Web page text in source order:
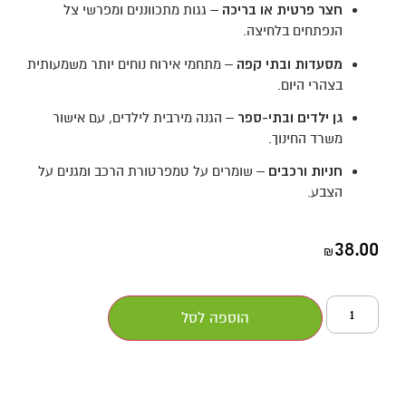
חצר פרטית או בריכה – גגות מתכווננים ומפרשי צל
הנפתחים בלחיצה.
מסעדות ובתי קפה – מתחמי אירוח נוחים יותר משמעותית
בצהרי היום.
גן ילדים ובתי‑ספר – הגנה מירבית לילדים, עם אישור
משרד החינוך.
חניות ורכבים – שומרים על טמפרטורת הרכב ומגנים על
הצבע.
₪38.00
הוספה לסל